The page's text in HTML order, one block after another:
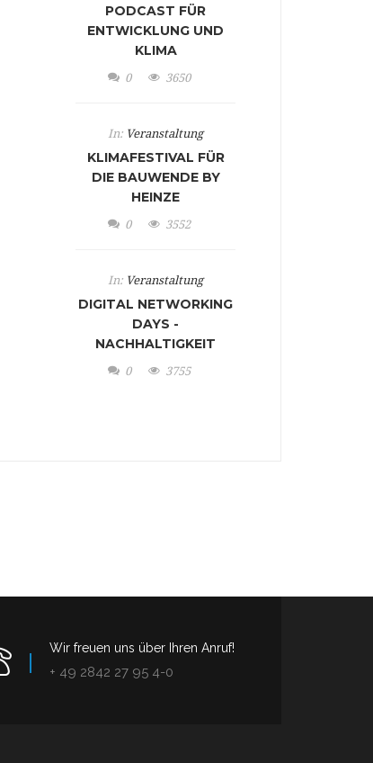
PODCAST FÜR
ENTWICKLUNG UND
KLIMA
0 3650
In: Veranstaltung
KLIMAFESTIVAL FÜR
DIE BAUWENDE BY
HEINZE
0 3552
In: Veranstaltung
DIGITAL NETWORKING
DAYS -
NACHHALTIGKEIT
0 3755
Wir freuen uns über Ihren Anruf!
+ 49 2842 27 95 4-0